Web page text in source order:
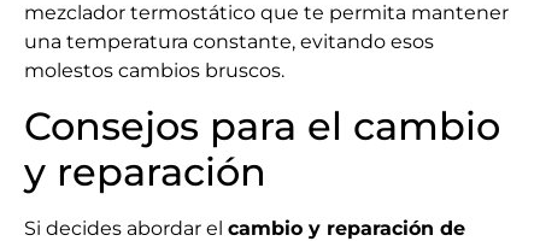
mezclador termostático que te permita mantener
una temperatura constante, evitando esos
molestos cambios bruscos.
Consejos para el cambio
y reparación
Si decides abordar el cambio y reparación de